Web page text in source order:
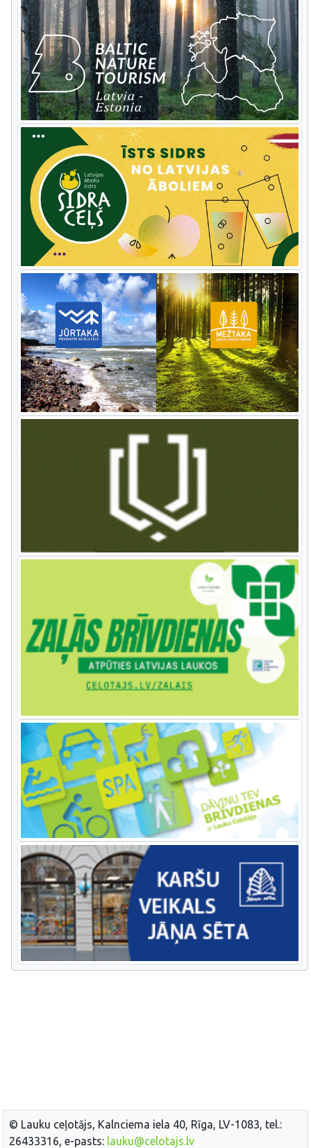
© Lauku ceļotājs, Kalnciema iela 40, Rīga, LV-1083, tel.:
26433316, e-pasts: lauku@celotajs.lv